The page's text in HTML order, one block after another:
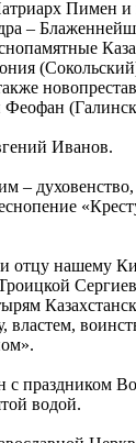
Пимен
–
Феофан
Иванов.
–
отцу нашему
властем,
с праздником
водой.